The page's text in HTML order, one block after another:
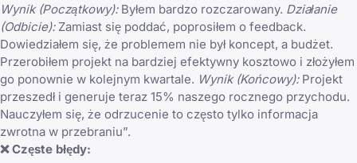
Wynik (Początkowy):Byłem bardzo rozczarowany. Działanie
(Odbicie):Zamiast się poddać, poprosiłem o feedback.
Dowiedziałem się, że problemem nie był koncept, a budżet.
Przerobiłem projekt na bardziej efektywny kosztowo i złożyłem
go ponownie w kolejnym kwartale. Wynik (Końcowy):Projekt
przeszedł i generuje teraz 15% naszego rocznego przychodu.
Nauczyłem się, że odrzucenie to często tylko informacja
zwrotna w przebraniu”.
❌ Częste błędy: